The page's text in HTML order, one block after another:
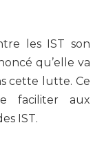
les IST son
qu’elle va
cette lutte. Ce
faciliter aux
IST.